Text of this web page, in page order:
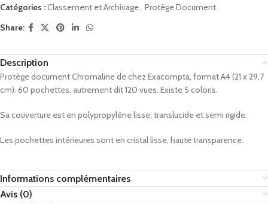
Catégories :Classement et Archivage Protège Document
Share:
Description
Protège document Chromaline de chez Exacompta, format A4 (21 x 29,7
cm). 60 pochettes, autrement dit 120 vues. Existe 5 coloris.
Sa couverture est en polypropylène lisse, translucide et semi rigide.
Les pochettes intérieures sont en cristal lisse, haute transparence.
Informations complémentaires
Avis (0)